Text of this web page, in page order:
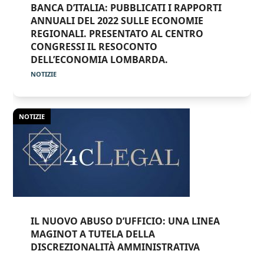
BANCA D’ITALIA: PUBBLICATI I RAPPORTI
ANNUALI DEL 2022 SULLE ECONOMIE
REGIONALI. PRESENTATO AL CENTRO
CONGRESSI IL RESOCONTO
DELL’ECONOMIA LOMBARDA.
NOTIZIE
NOTIZIE
IL NUOVO ABUSO D’UFFICIO: UNA LINEA
MAGINOT A TUTELA DELLA
DISCREZIONALITÀ AMMINISTRATIVA